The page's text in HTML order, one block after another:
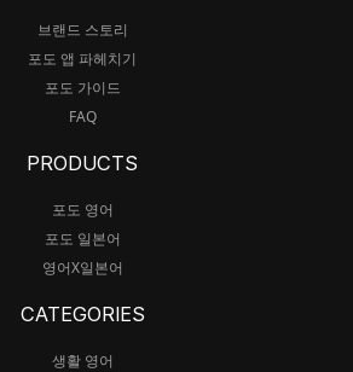
브랜드 스토리
포도 앱 파헤치기
포도 가이드
FAQ
PRODUCTS
포도 영어
포도 일본어
영어X일본어
CATEGORIES
생활 영어